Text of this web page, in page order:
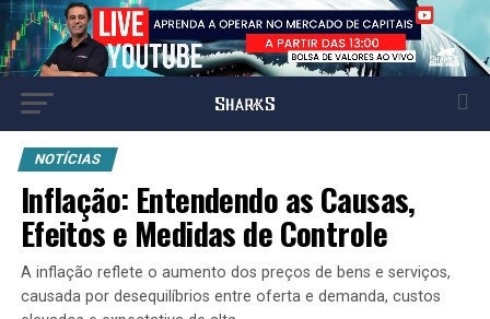
NOTÍCIAS
Inflação: Entendendo as Causas,
Efeitos e Medidas de Controle
A inflação reflete o aumento dos preços de bens e serviços,
causada por desequilíbrios entre oferta e demanda, custos